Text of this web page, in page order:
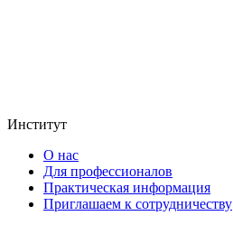
Институт
О нас
Для профессионалов
Практическая информация
Приглашаем к сотрудничеству